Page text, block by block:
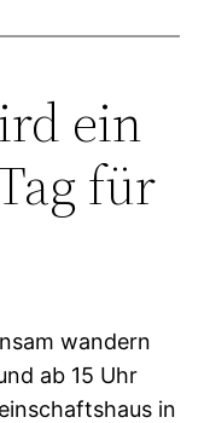
ein
für
wandern
ab 15 Uhr
in